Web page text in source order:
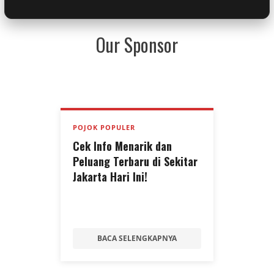
Our Sponsor
POJOK POPULER
Cek Info Menarik dan
Peluang Terbaru di Sekitar
Jakarta Hari Ini!
BACA SELENGKAPNYA